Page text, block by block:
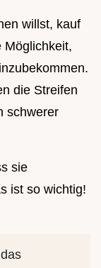
willst, kauf
Möglichkeit,
die Streifen
schwerer
sie
ist so wichtig!